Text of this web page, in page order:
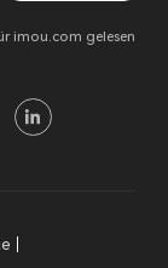
imou.com gelesen